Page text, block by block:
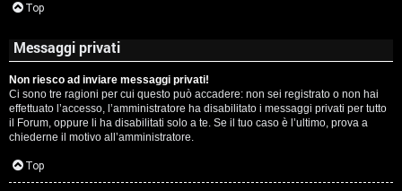
Top
Messaggi privati
Non riesco ad inviare messaggi privati!
Ci sono tre ragioni per cui questo può accadere: non sei registrato o non hai
effettuato l’accesso, l’amministratore ha disabilitato i messaggi privati per tutto
il Forum, oppure li ha disabilitati solo a te. Se il tuo caso è l’ultimo, prova a
chiederne il motivo all’amministratore.
Top